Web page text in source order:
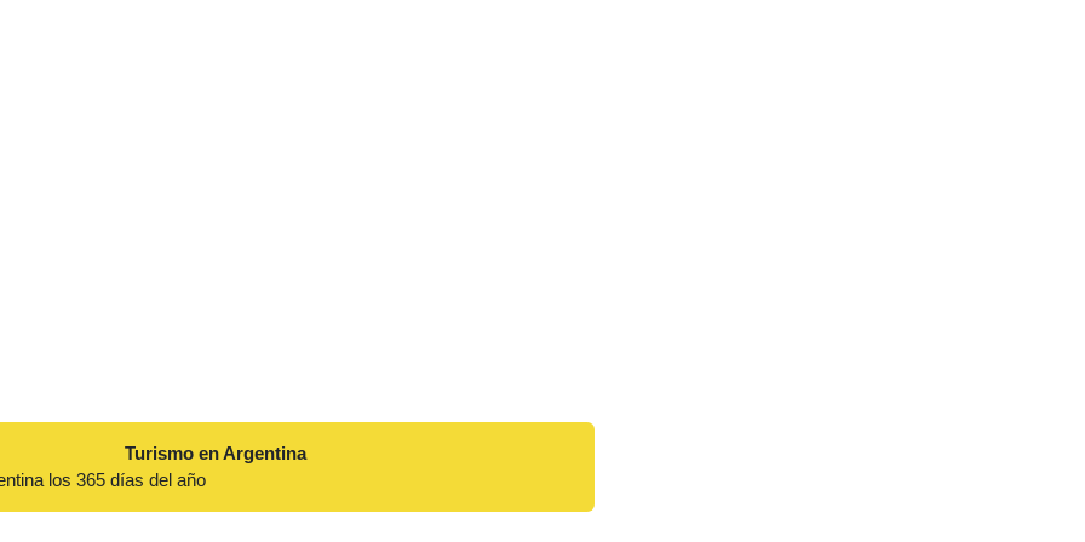
Turismo en Argentina
los 365 días del año